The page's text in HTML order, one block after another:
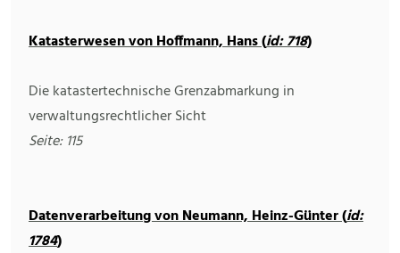
Katasterwesen von Hoffmann, Hans (id: 718)
Die katastertechnische Grenzabmarkung in
verwaltungsrechtlicher Sicht
Seite: 115
Datenverarbeitung von Neumann, Heinz-Günter (id:
1784)